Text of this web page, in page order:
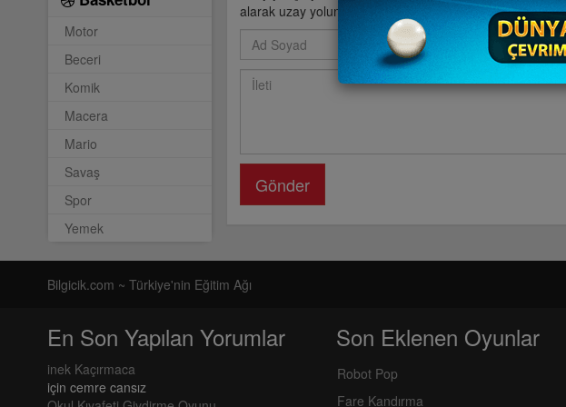
Motor
Beceri
Komik
Macera
Mario
Savaş
Spor
Yemek
alarak uzay yolunda yarış yapabilirsin.
Gönder
Bilgicik.com ~ Türkiye'nin Eğitim Ağı
En Son Yapılan Yorumlar
inek Kaçırmaca
için cemre cansız
Son Eklenen Oyunlar
Robot Pop
Fare Kandırma